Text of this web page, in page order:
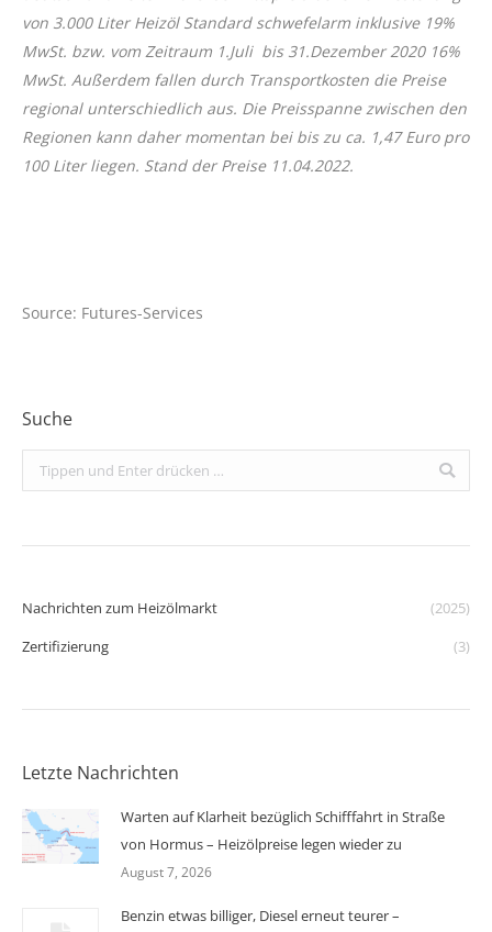
von 3.000 Liter Heizöl Standard schwefelarm inklusive 19%
MwSt. bzw. vom Zeitraum 1.Juli bis 31.Dezember 2020 16%
MwSt. Außerdem fallen durch Transportkosten die Preise
regional unterschiedlich aus. Die Preisspanne zwischen den
Regionen kann daher momentan bei bis zu ca. 1,47 Euro pro
100 Liter liegen. Stand der Preise 11.04.2022.
Source: Futures-Services
Suche
Search:
Nachrichten zum Heizölmarkt
(2025)
Zertifizierung
(3)
Letzte Nachrichten
Warten auf Klarheit bezüglich Schifffahrt in Straße
von Hormus – Heizölpreise legen wieder zu
August 7, 2026
Benzin etwas billiger, Diesel erneut teurer –